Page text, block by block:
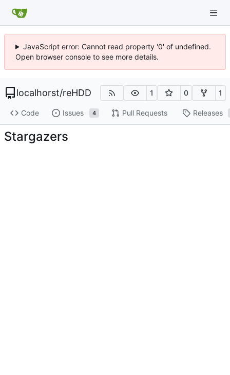
JavaScript error: Cannot read property '0' of undefined.
Open browser console to see more details.
localhorst/reHDD 1 0 1
Code Issues 4 Pull Requests Releases
Stargazers